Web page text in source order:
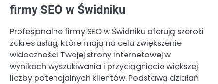
firmy SEO w Świdniku
Profesjonalne firmy SEO w Świdniku oferują szeroki
zakres usług, które mają na celu zwiększenie
widoczności Twojej strony internetowej w
wynikach wyszukiwania i przyciągnięcie większej
liczby potencjalnych klientów. Podstawą działań